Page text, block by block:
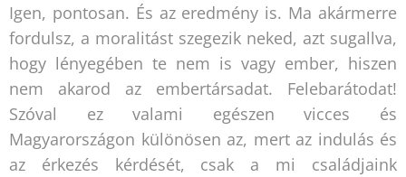
Igen, pontosan. És az eredmény is. Ma akármerre
fordulsz, a moralitást szegezik neked, azt sugallva,
hogy lényegében te nem is vagy ember, hiszen
nem akarod az embertársadat. Felebarátodat!
Szóval ez valami egészen vicces és
Magyarországon különösen az, mert az indulás és
az érkezés kérdését, csak a mi családjaink